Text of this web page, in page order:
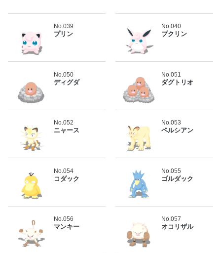
No.039
プリン
No.040
プクリン
No.050
ディグダ
No.051
ダグトリオ
No.052
ニャース
No.053
ペルシアン
No.054
コダック
No.055
ゴルダック
No.056
マンキー
No.057
オコリザル